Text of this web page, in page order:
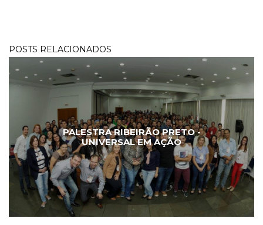
POSTS RELACIONADOS
PALESTRA RIBEIRÃO PRETO -
UNIVERSAL EM AÇÃO